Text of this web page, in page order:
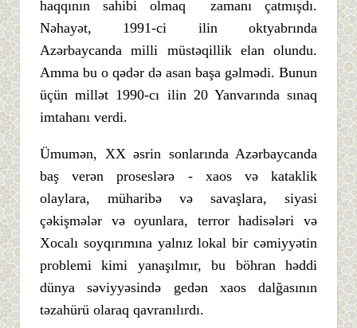
haqqının sahibi olmaq zamanı çatmışdı.
Nəhayət, 1991-ci ilin oktyabrında
Azərbaycanda milli müstəqillik elan olundu.
Amma bu o qədər də asan başa gəlmədi. Bunun
üçün millət 1990-cı ilin 20 Yanvarında sınaq
imtahanı verdi.
Ümumən, XX əsrin sonlarında Azərbaycanda
baş verən proseslərə - xaos və kataklik
olaylara, müharibə və savaşlara, siyasi
çəkişmələr və oyunlara, terror hadisələri və
Xocalı soyqırımına yalnız lokal bir cəmiyyətin
problemi kimi yanaşılmır, bu böhran həddi
dünya səviyyəsində gedən xaos dalğasının
təzahürü olaraq qavranılırdı.